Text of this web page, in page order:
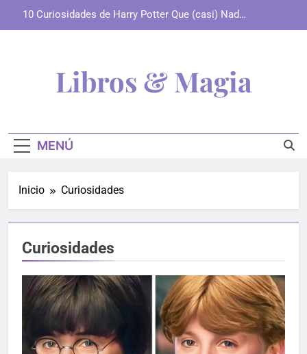
Saltar
10 Curiosidades de Harry Potter Que (casi) Nadie
Libros & Magia
MENÚ
Inicio Curiosidades
Curiosidades